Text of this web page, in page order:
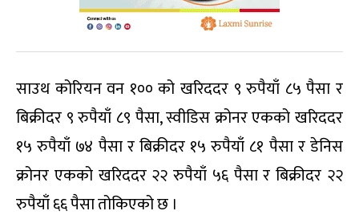
साउथ कोरियन वन १०० को खरिददर ९ रुपैयाँ ८५ पैसा र
बिक्रीदर ९ रुपैयाँ ८९ पैसा, स्वीडिस क्रोनर एकको खरिददर
१५ रुपैयाँ ७४ पैसा र बिक्रीदर १५ रुपैयाँ ८१ पैसा र डेनिस
क्रोनर एकको खरिददर २२ रुपैयाँ ५६ पैसा र बिक्रीदर २२
रुपैयाँ ६६ पैसा तोकिएको छ ।